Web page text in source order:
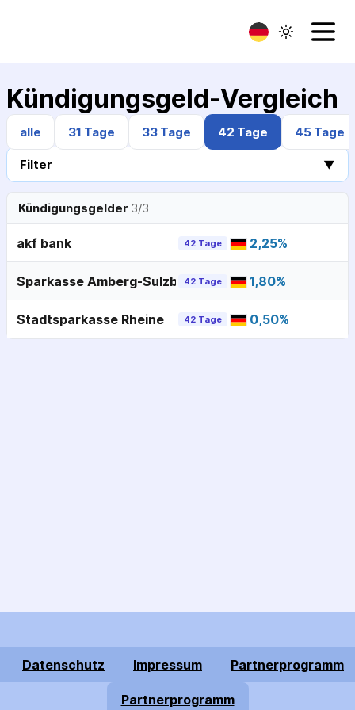
Kündigungsgeld-Vergleich
alle 31 Tage 33 Tage 42 Tage 45 Tage
Filter ▼
Kündigungsgelder 3/3
akf bank 42 Tage 2,25%
Sparkasse Amberg-Sulzbach42 Tage 1,80%
Stadtsparkasse Rheine 42 Tage 0,50%
Datenschutz Impressum Partnerprogramm
Partnerprogramm